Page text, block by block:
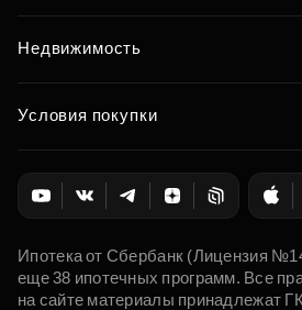
Недвижимость
Условия покупки
Ипотека от Сбербанк (Лицензия
еще 38 ипотечных программ. Все
на сайте материалы принадлежат